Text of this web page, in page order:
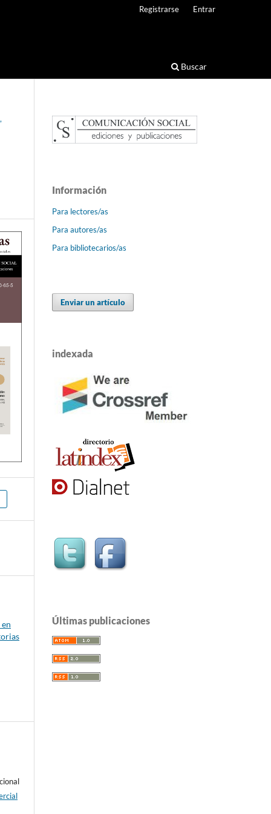
Buscar
Registrarse Entrar
Información
Para lectores/as
Para autores/as
Para bibliotecarios/as
Enviar un artículo
indexada
Últimas publicaciones